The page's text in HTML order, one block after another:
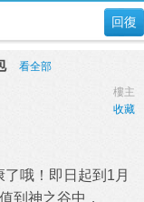
回復
看全部
樓主
收藏
哦！即日起到1月
到神之谷中，